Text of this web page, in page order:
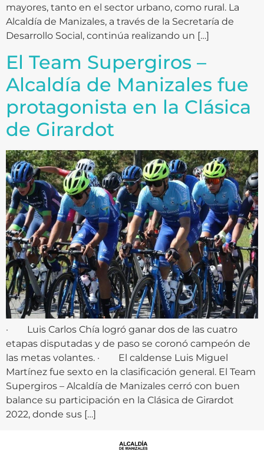
mayores, tanto en el sector urbano, como rural. La
Alcaldía de Manizales, a través de la Secretaría de
Desarrollo Social, continúa realizando un […]
El Team Supergiros –
Alcaldía de Manizales fue
protagonista en la Clásica
de Girardot
· Luis Carlos Chía logró ganar dos de las cuatro
etapas disputadas y de paso se coronó campeón de
las metas volantes. · El caldense Luis Miguel
Martínez fue sexto en la clasificación general. El Team
Supergiros – Alcaldía de Manizales cerró con buen
balance su participación en la Clásica de Girardot
2022, donde sus […]